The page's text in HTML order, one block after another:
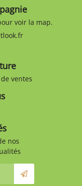
voir la map.
ventes
nos